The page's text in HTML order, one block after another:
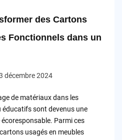
des Cartons
Fonctionnels dans un
décembre 2024
de matériaux dans les
sont devenus une
Parmi ces
usagés en meubles